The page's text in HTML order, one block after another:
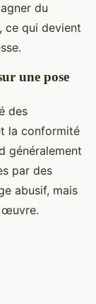
du
ce qui devient
une pose
des
la conformité
généralement
par des
abusif, mais
œuvre.